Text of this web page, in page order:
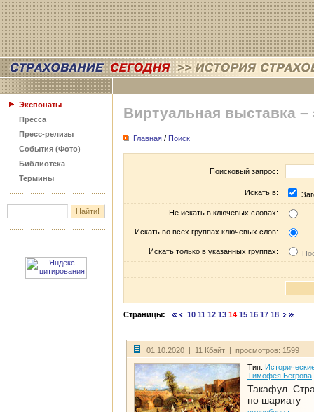
Экспонаты
Пресса
Пресс-релизы
События (Фото)
Библиотека
Термины
Виртуальная выставка –
Главная / Поиск
Поисковый запрос:
Искать в:
Не искать в ключевых словах:
Искать во всех группах ключевых слов:
Искать только в указанных группах:
Страницы: 10 11 12 13 14 15 16 17 18
01.10.2020 | 11 Кбайт | просмотров: 1599
Тип:
Тимофея Бегрова
Такафул.
по шариату